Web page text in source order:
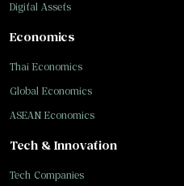
Digital Assets
Tech & Innovation
Tech Companies
Economics
Thai Economics
Global Economics
ASEAN Economics